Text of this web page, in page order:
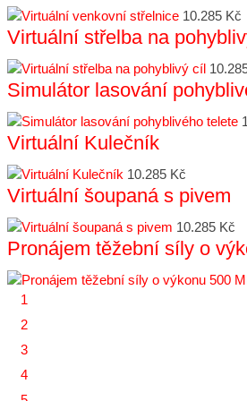
10.285 Kč
Virtuální střelba na
Simulátor lasování
Virtuální Kulečník
10.285 Kč
Virtuální šoupaná s pivem
10.285 Kč
Pronájem těžební síly o
1
2
3
4